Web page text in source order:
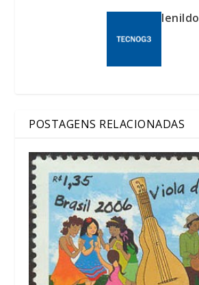
lenildo
POSTAGENS RELACIONADAS